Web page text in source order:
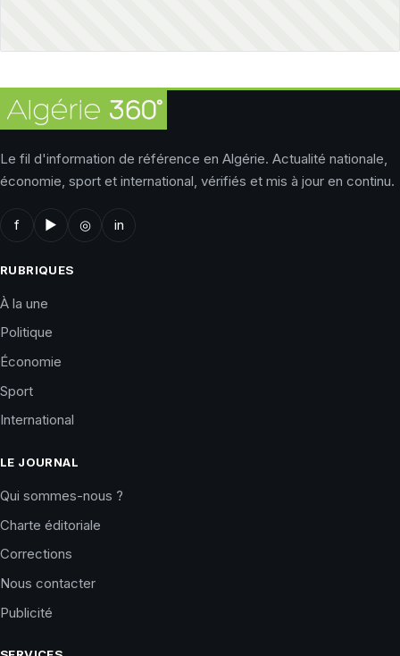
Le fil d'information de référence en Algérie. Actualité nationale,
économie, sport et international, vérifiés et mis à jour en continu.
f ▶ ◎ in
RUBRIQUES
À la une
Politique
Économie
Sport
International
LE JOURNAL
Qui sommes-nous ?
Charte éditoriale
Corrections
Nous contacter
Publicité